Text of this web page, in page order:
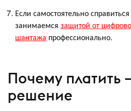
Если самостоятельно
занимаемся защитой от
шантажа профессионально.
Почему платить
решение